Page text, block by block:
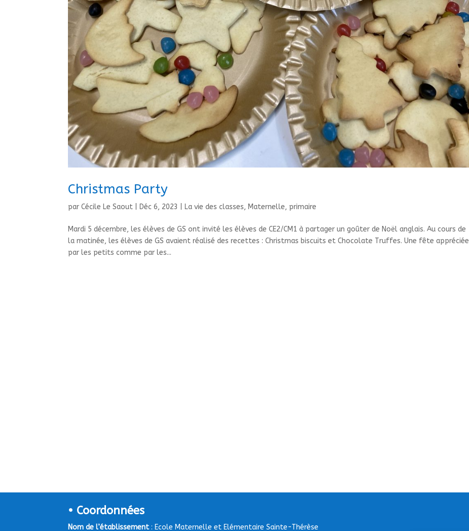
Christmas Party
parCécile Le Saout |Déc 6, 2023 |La vie des classes,Maternelle, primaire
Mardi 5 décembre, les élèves de GS ont invité les élèves de CE2/CM1 à partager un goûter de Noël anglais. Au cours de
la matinée, les élèves de GS avaient réalisé des recettes : Christmas biscuits et Chocolate Truffes. Une fête appréciée
par les petits comme par les...
• Coordonnées
Nom de l’établissement: Ecole Maternelle et Elémentaire Sainte-Thérèse